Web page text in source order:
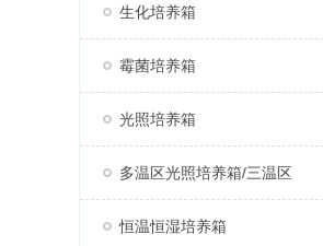
生化培养箱
霉菌培养箱
光照培养箱
多温区光照培养箱/三温区
恒温恒湿培养箱